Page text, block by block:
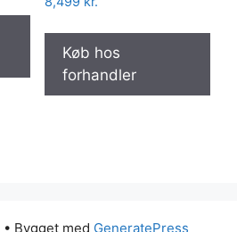
Køb hos
forhandler
• Bygget med GeneratePress